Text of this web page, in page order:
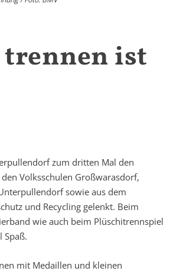
ist
zum dritten Mal den
Volksschulen Großwarasdorf,
sowie aus dem
und Recycling gelenkt. Beim
wie auch beim Plüschitrennspiel
Spaß.
mit Medaillen und kleinen